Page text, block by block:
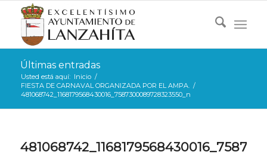
Últimas entradas
Usted está aquí: Inicio /
FIESTA DE CARNAVAL ORGANIZADA POR EL AMPA. /
481068742_1168179568430016_7587300089728323550_n